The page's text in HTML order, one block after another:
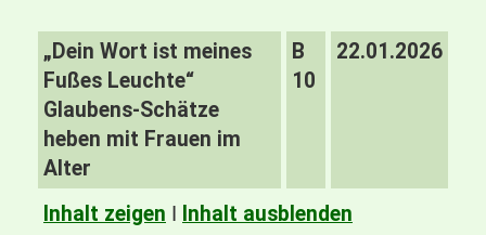
„Dein Wort ist meines
Fußes Leuchte“
Glaubens-Schätze
heben mit Frauen im
Alter
B
10
22.01.2026
Inhalt zeigen I Inhalt ausblenden